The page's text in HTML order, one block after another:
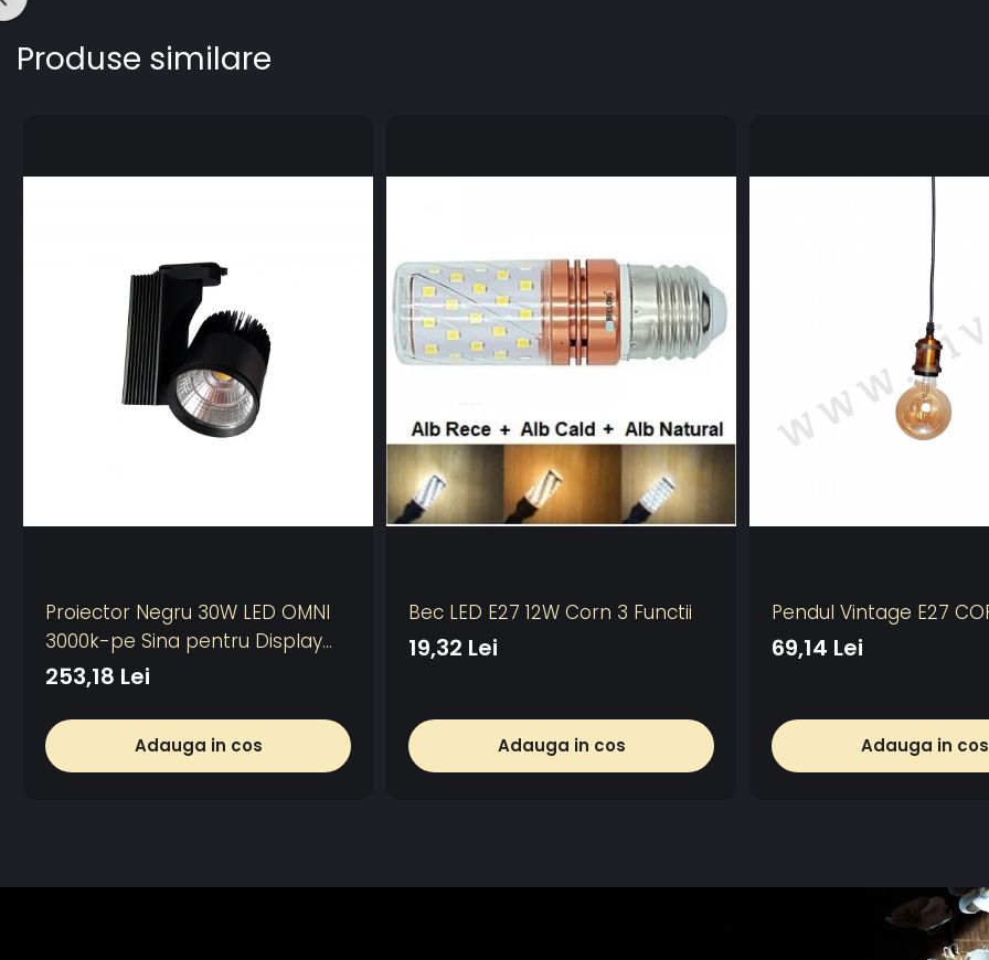
Produse similare
Proiector Negru 30W LED OMNI
3000k-pe Sina pentru Display
Magazin
253,18 Lei
Adauga in cos
Bec LED E27 12W Corn 3 Functii
19,32 Lei
Adauga in cos
Pendul Vintage E27
69,14 Lei
Adauga in cos